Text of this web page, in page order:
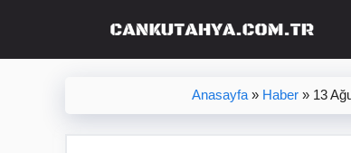
Anasayfa » Haber » 13